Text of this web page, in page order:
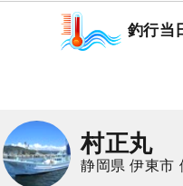
釣行当
村正丸
静岡県 伊東市